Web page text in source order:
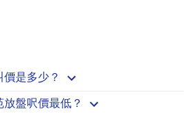
是多少？
盤呎價最低？